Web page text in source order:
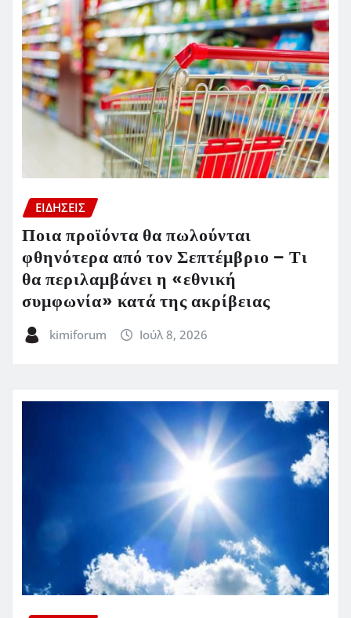
ΕΙΔΗΣΕΙΣ
Ποια προϊόντα θα πωλούνται
φθηνότερα από τον Σεπτέμβριο – Τι
θα περιλαμβάνει η «εθνική
συμφωνία» κατά της ακρίβειας
kimiforum Ιούλ 8, 2026